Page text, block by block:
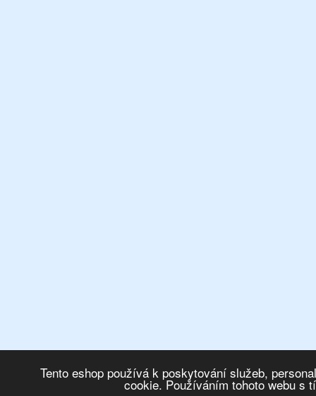
Tento eshop používá k poskytování služeb,
cookie. Používáním tohoto webu s